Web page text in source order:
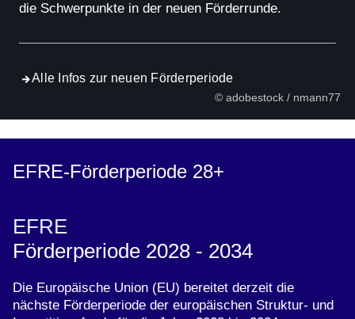
© adobestock / nmann77
die Schwerpunkte in der neuen Förderrunde.
Alle Infos zur neuen Förderperiode
EFRE-Förderperiode 28+
EFRE
Förderperiode 2028 - 2034
Die Europäische Union (EU) bereitet derzeit die
nächste Förderperiode der europäischen Struktur- und